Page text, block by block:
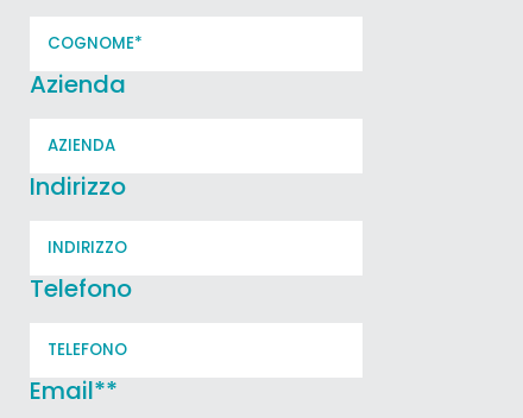
Azienda
Indirizzo
Telefono
Email**